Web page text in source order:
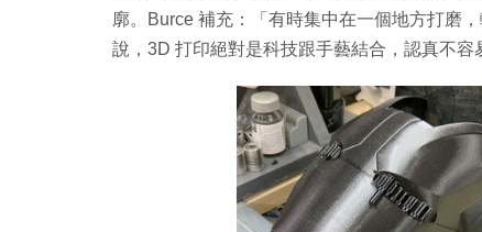
廓。Burce 補充：「有時集中在一個地方打磨
說，3D 打印絕對是科技跟手藝結合，認真不容